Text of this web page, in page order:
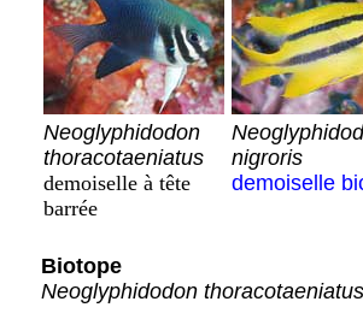
Neoglyphidodon
thoracotaeniatus
demoiselle à tête
barrée
nigroris
demoiselle
Biotope
Neoglyphidodon thoracotaeniatus